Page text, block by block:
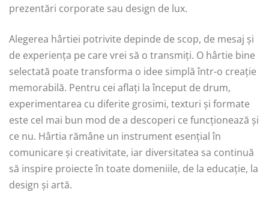
prezentări corporate sau design de lux.
Alegerea hârtiei potrivite depinde de scop, de mesaj și
de experiența pe care vrei să o transmiți. O hârtie bine
selectată poate transforma o idee simplă într-o creație
memorabilă. Pentru cei aflați la început de drum,
experimentarea cu diferite grosimi, texturi și formate
este cel mai bun mod de a descoperi ce funcționează și
ce nu. Hârtia rămâne un instrument esențial în
comunicare și creativitate, iar diversitatea sa continuă
să inspire proiecte în toate domeniile, de la educație, la
design și artă.